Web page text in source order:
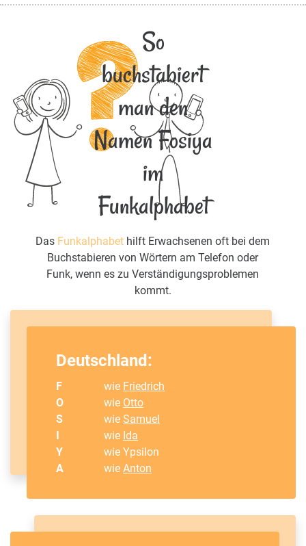
So
buchstabiert
man den
Namen Fosiya
im
Funkalphabet
Das Funkalphabet hilft Erwachsenen oft bei dem
Buchstabieren von Wörtern am Telefon oder
Funk, wenn es zu Verständigungsproblemen
kommt.
Deutschland:
F wie Friedrich
O
wie Otto
S
wieSamuel
I
wie Ida
Y
wie Ypsilon
A
wieAnton